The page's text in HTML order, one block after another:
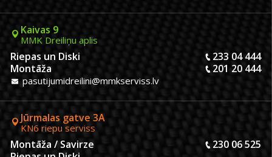
Kaivas 9
MMK Dreiliņu aplis
Riepas un Diski
233 04 444
Montāža
201 20 444
pasutijumidreilini@mmkserviss.lv
Jūrmalas gatve 3A
KN6 riepu serviss
Montāža / Savirze
230 06 525